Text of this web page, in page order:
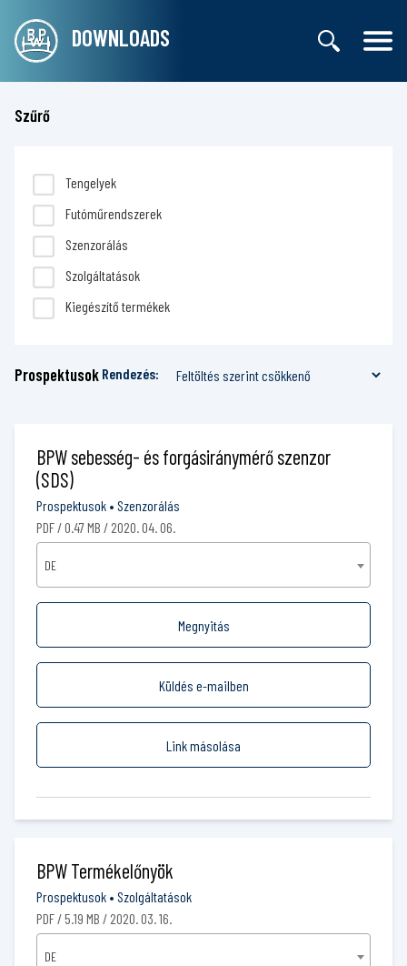
DOWNLOADS
Szűrő
Tengelyek
Futóműrendszerek
Szenzorálás
Szolgáltatások
Kiegészítő termékek
Prospektusok Rendezés:
BPW sebesség- és forgásiránymérő szenzor
(SDS)
Prospektusok • Szenzorálás
PDF / 0.47 MB / 2020. 04. 06.
DE
Megnyitás
Küldés e-mailben
Link másolása
BPW Termékelőnyök
Prospektusok • Szolgáltatások
PDF / 5.19 MB / 2020. 03. 16.
DE